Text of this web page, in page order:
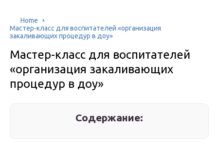
Home
Мастер-класс для воспитателей «организация
закаливающих процедур в доу»
Мастер-класс для воспитателей
«организация закаливающих
процедур в доу»
Содержание: